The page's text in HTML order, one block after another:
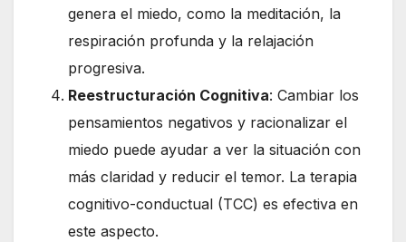
genera el miedo, como la meditación, la
respiración profunda y la relajación
progresiva.
Reestructuración Cognitiva: Cambiar los
pensamientos negativos y racionalizar el
miedo puede ayudar a ver la situación con
más claridad y reducir el temor. La terapia
cognitivo-conductual (TCC) es efectiva en
este aspecto.